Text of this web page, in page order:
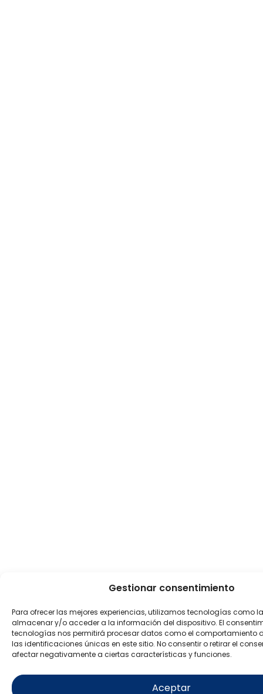
Gestionar consentimiento
Para ofrecer las mejores experiencias, utilizamos tecnologías como
almacenar y/o acceder a la información del dispositivo. El
tecnologías nos permitirá procesar datos como el comportamiento
las identificaciones únicas en este sitio. No consentir o retirar el
afectar negativamente a ciertas características y funciones.
Aceptar